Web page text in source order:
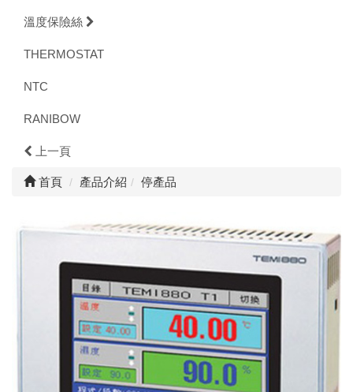
溫度保險絲
THERMOSTAT
NTC
RANIBOW
上一頁
首頁 產品介紹 停產品